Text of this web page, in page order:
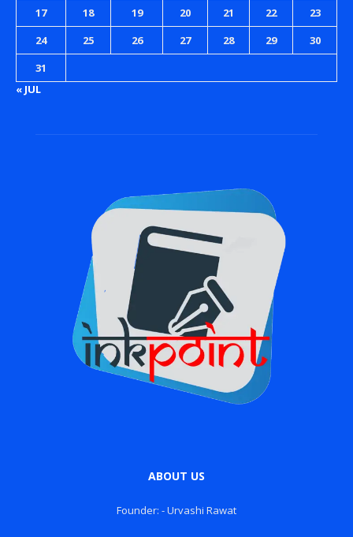
17
18 19 20 21 22
23
24
25 26 27 28 29
30
31
« JUL
ABOUT US
Founder: - Urvashi Rawat